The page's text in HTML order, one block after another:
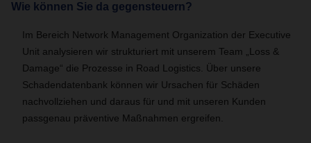
Wie können Sie da gegensteuern?
Im Bereich Network Management Organization der Executive
Unit analysieren wir strukturiert mit unserem Team „Loss &
Damage“ die Prozesse in Road Logistics. Über unsere
Schadendatenbank können wir Ursachen für Schäden
nachvollziehen und daraus für und mit unseren Kunden
passgenau präventive Maßnahmen ergreifen.